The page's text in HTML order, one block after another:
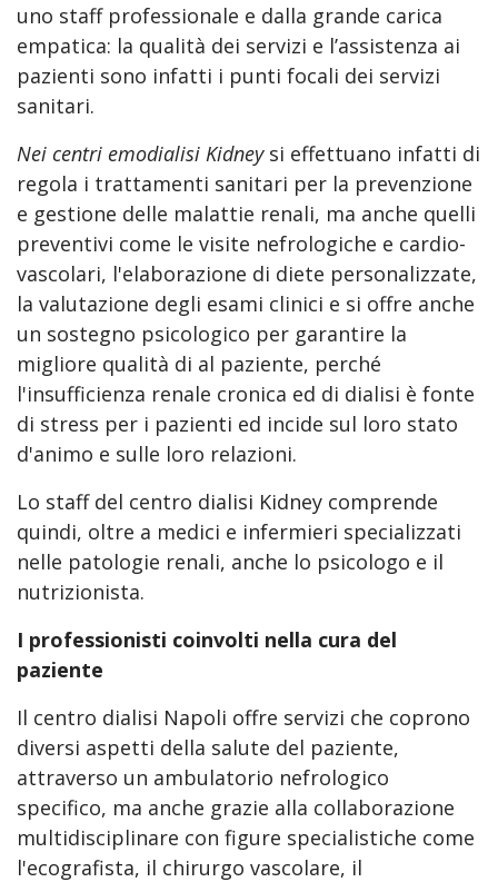
uno staff professionale e dalla grande carica
empatica: la qualità dei servizi e l’assistenza ai
pazienti sono infatti i punti focali dei servizi
sanitari.
Nei centri emodialisi Kidneysi effettuano infatti di
regola i trattamenti sanitari per la prevenzione
e gestione delle malattie renali, ma anche quelli
preventivi come le visite nefrologiche e cardio-
vascolari, l'elaborazione di diete personalizzate,
la valutazione degli esami clinici e si offre anche
un sostegno psicologico per garantire la
migliore qualità di al paziente, perché
l'insufficienza renale cronica ed di dialisi è fonte
di stress per i pazienti ed incide sul loro stato
d'animo e sulle loro relazioni.
Lo staff del centro dialisi Kidney comprende
quindi, oltre a medici e infermieri specializzati
nelle patologie renali, anche lo psicologo e il
nutrizionista.
I professionisti coinvolti nella cura del
paziente
Il centro dialisi Napoli offre servizi che coprono
diversi aspetti della salute del paziente,
attraverso un ambulatorio nefrologico
specifico, ma anche grazie alla collaborazione
multidisciplinare con figure specialistiche come
l'ecografista, il chirurgo vascolare, il